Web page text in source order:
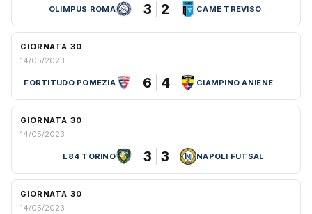
OLIMPUS ROMA 3 2 CAME TREVISO
GIORNATA 30
14/05/2023
FORTITUDO POMEZIA 6 4 CIAMPINO ANIENE
GIORNATA 30
14/05/2023
L84 TORINO 3 3 NAPOLI FUTSAL
GIORNATA 30
14/05/2023